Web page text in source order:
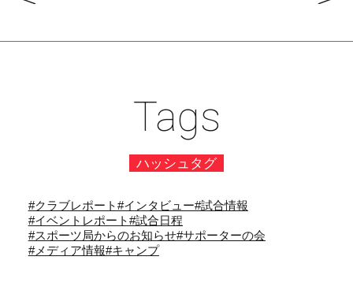
Tags
ハッシュタグ
#クラブレポート#インタビュー#試合情報
#イベントレポート#試合日程
#スポーツ局からのお知らせ#サポーターの会
#メディア情報#キャンプ